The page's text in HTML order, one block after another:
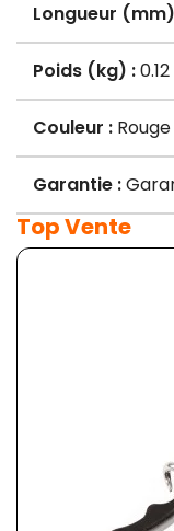
Longueur
Poids (kg) :0.12
Couleur : Rouge
Garantie :
Top Vente